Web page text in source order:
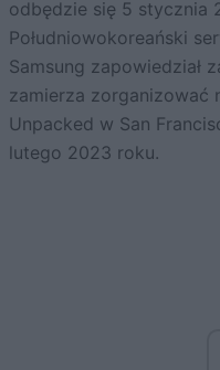
odbędzie się 5 stycznia
Południowokoreański
Samsung zapowiedział
zamierza zorganizować
Unpacked w San
lutego 2023 roku.